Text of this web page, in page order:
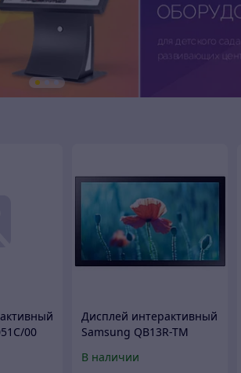
00
Дисплей интерактивный
Samsung QB13R-TM
В наличии